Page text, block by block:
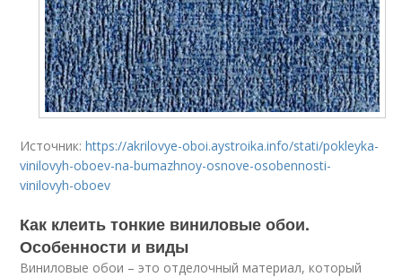
Источник:https://akrilovye-oboi.aystroika.info/stati/pokleyka-
vinilovyh-oboev-na-bumazhnoy-osnove-osobennosti-
vinilovyh-oboev
Как клеить тонкие виниловые обои.
Особенности и виды
Виниловые обои – это отделочный материал, который